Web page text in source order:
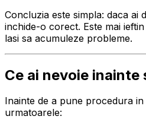
Concluzia este simpla: daca ai
inchide-o corect. Este mai
lasi sa acumuleze probleme.
Ce ai nevoie inainte
Inainte de a pune procedura
urmatoarele: